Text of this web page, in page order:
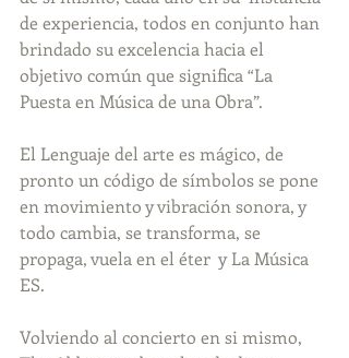
de experiencia, todos en conjunto han
brindado su excelencia hacia el
objetivo común que significa “La
Puesta en Música de una Obra”.
El Lenguaje del arte es mágico, de
pronto un código de símbolos se pone
en movimiento y vibración sonora, y
todo cambia, se transforma, se
propaga, vuela en el éter  y La Música
ES.
Volviendo al concierto en si mismo,